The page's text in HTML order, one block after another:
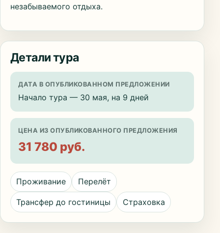
незабываемого отдыха.
Детали тура
ДАТА В ОПУБЛИКОВАННОМ ПРЕДЛОЖЕНИИ
Начало тура — 30 мая, на 9 дней
ЦЕНА ИЗ ОПУБЛИКОВАННОГО ПРЕДЛОЖЕНИЯ
31 780 руб.
Проживание Перелёт
Трансфер до гостиницы Страховка